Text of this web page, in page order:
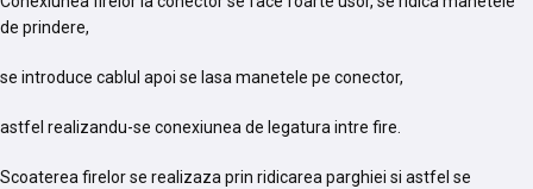
de prindere,
se introduce cablul apoi se lasa manetele pe conector,
astfel realizandu-se conexiunea de legatura intre fire.
Scoaterea firelor se realizaza prin ridicarea parghiei si astfel se